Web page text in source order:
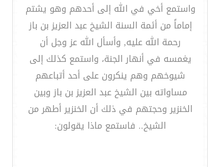
واستمع أخي في الله إلى أحدهم وهو يشتم
إماماً من أئمة السنة الشيخ عبد العزيز بن باز
رحمة الله عليه, وأسأل الله عز وجل أن
يغمسه في أنهار الجنة، واستمع كذلك إلى
شيوخهم وهم ينكرون على أحد أتباعهم
مساواته بين الشيخ عبد العزيز بن باز وبين
الخنزير وحجتهم في ذلك أن الخنزير أطهر من
الشيخ.. فاستمع ماذا يقولون: